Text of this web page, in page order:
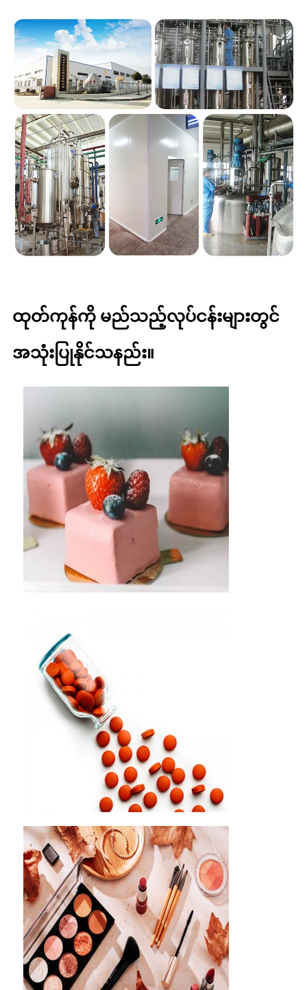
ထုတ်ကုန်ကို မည်သည့်လုပ်ငန်းများတွင်
အသုံးပြုနိုင်သနည်း။